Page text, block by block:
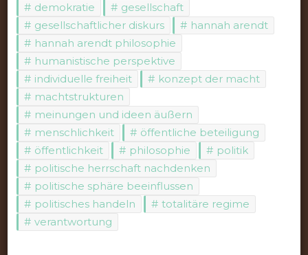
demokratie
gesellschaft
gesellschaftlicher diskurs
hannah arendt
hannah arendt philosophie
humanistische perspektive
individuelle freiheit
konzept der macht
machtstrukturen
meinungen und ideen äußern
menschlichkeit
öffentliche beteiligung
öffentlichkeit
philosophie
politik
politische herrschaft nachdenken
politische sphäre beeinflussen
politisches handeln
totalitäre regime
verantwortung